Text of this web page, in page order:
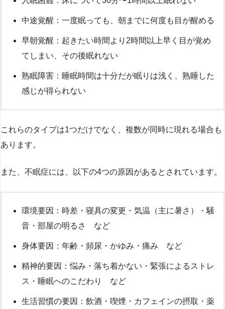
中途覚醒：一度眠っても、朝までに何度も目が醒める
早朝覚醒：起きたい時間より2時間以上早く目が覚め
てしまい、その後眠れない
熟眠障害：睡眠時間は十分だが眠りは浅く、熟睡した
感じが得られない
これらのタイプは1つだけでなく、複数が同時に現れる場合も
あります。
また、不眠症には、以下の4つの原因があるとされています。
環境要因：時差・寝具の変更・気温（主に暑さ）・騒
音・部屋の明るさ など
身体要因：年齢・頻尿・かゆみ・痛み など
精神的要因：悩み・落ち着かない・緊張によるストレ
ス・睡眠へのこだわり など
生活習慣の要因：飲酒・喫煙・カフェインの摂取・薬